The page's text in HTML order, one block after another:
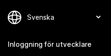
Inloggning för utvecklare